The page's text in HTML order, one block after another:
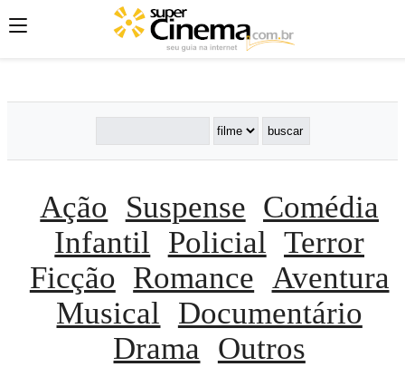
';';
Ação Suspense Comédia
Infantil
Policial Terror
Ficção Romance Aventura
Musical
Documentário
Drama
Outros